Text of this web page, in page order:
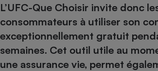
L’UFC-Que Choisir invite donc
consommateurs à utiliser son
exceptionnellement gratuit
semaines. Cet outil utile au
une assurance vie, permet